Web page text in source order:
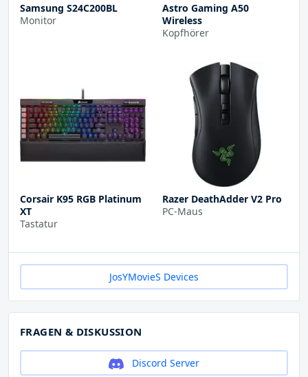
Samsung S24C200BL
Monitor
Astro Gaming A50
Wireless
Kopfhörer
Corsair K95 RGB Platinum
XT
Tastatur
Razer DeathAdder V2 Pro
PC-Maus
JosYMovieS Devices
FRAGEN & DISKUSSION
Discord Server